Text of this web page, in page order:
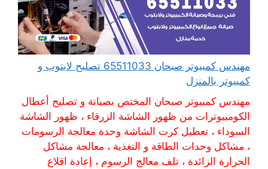
مهندس كمبيوتر صبحان 65511033 تصليح لابتوب و
كمبيوتر بالمنزل
مهندس كمبيوتر صبحان المختص بصيانة و تصليح أعطال
الكومبيوترات من ظهور الشاشة الزرقاء ، ظهور الشاشة
السوداء ، تعطيل كرت الشاشة وحدة معالجة الرسومات
، مشاكل وحدات الطاقة و التغذية ، معالجة مشاكل
الحرارة الزائدة ، تلف معالج الرسوم ، إعادة اقلاع